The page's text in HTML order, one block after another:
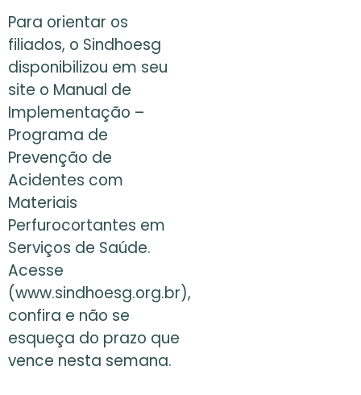
Para orientar os
filiados, o Sindhoesg
disponibilizou em seu
site o Manual de
Implementação –
Programa de
Prevenção de
Acidentes com
Materiais
Perfurocortantes em
Serviços de Saúde.
Acesse
(www.sindhoesg.org.br),
confira e não se
esqueça do prazo que
vence nesta semana.